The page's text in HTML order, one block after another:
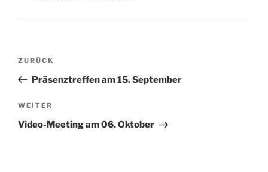
Beitragsnavigation
Vorheriger
Beitrag
ZURÜCK
Präsenztreffen am 15. September
Nächster
Beitrag
WEITER
Video-Meeting am 06. Oktober